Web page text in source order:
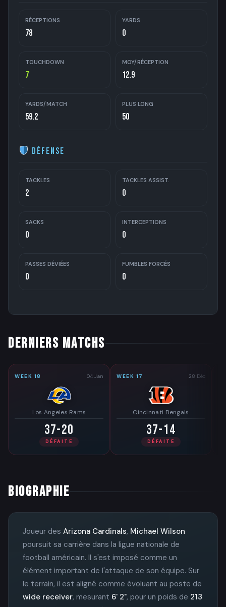
RÉCEPTIONS
78
YARDS
0
TOUCHDOWN
7
MOY/RÉCEPTION
12.9
YARDS/MATCH
59.2
PLUS LONG
50
Défense
TACKLES
2
TACKLES ASSIST.
0
SACKS
0
INTERCEPTIONS
0
PASSES DÉVIÉES
0
FUMBLES FORCÉS
0
DERNIERS MATCHS
WEEK 18 04 Jan
Los Angeles Rams
37-20
DÉFAITE
WEEK 17 28 Déc
Cincinnati Bengals
37-14
DÉFAITE
BIOGRAPHIE
Joueur des Arizona Cardinals, Michael Wilson
poursuit sa carrière dans la ligue nationale de
football américain. Il s'est imposé comme un
élément important de l'attaque de son équipe. Sur
le terrain, il est aligné comme évoluant au poste de
wide receiver, mesurant 6' 2", pour un poids de 213